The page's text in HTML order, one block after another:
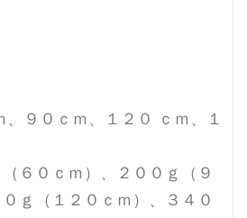
９０ｃｍ、１２０ ｃｍ、１
６０ｃｍ）、２００ｇ（９
ｇ（１２０ｃｍ）、３４０